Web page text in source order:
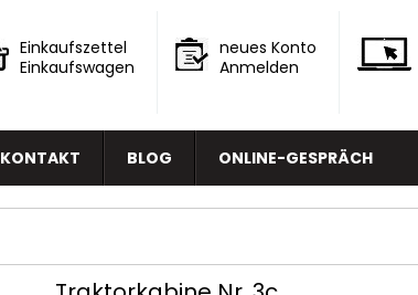
Einkaufszettel
Einkaufswagen
neues Konto
Anmelden
KONTAKT BLOG ONLINE-GESPRÄCH